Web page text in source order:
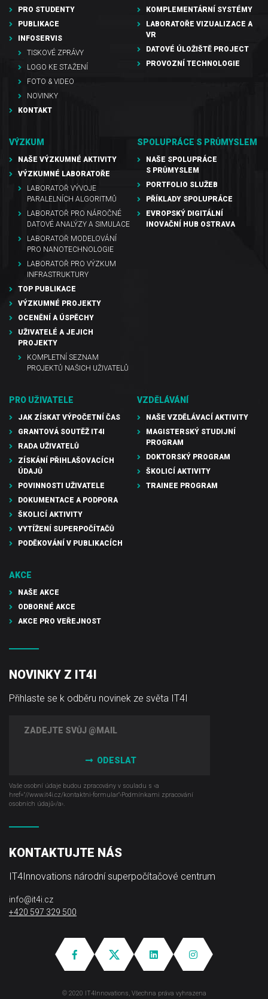
PRO STUDENTY
PUBLIKACE
INFOSERVIS
TISKOVÉ ZPRÁVY
LOGO KE STAŽENÍ
FOTO & VIDEO
NOVINKY
KONTAKT
KOMPLEMENTÁRNÍ SYSTÉMY
LABORATOŘE VIZUALIZACE A
VR
DATOVÉ ÚLOŽIŠTĚ PROJECT
PROVOZNÍ TECHNOLOGIE
VÝZKUM
NAŠE VÝZKUMNÉ AKTIVITY
VÝZKUMNÉ LABORATOŘE
LABORATOŘ VÝVOJE
PARALELNÍCH ALGORITMŮ
LABORATOŘ PRO NÁROČNÉ
DATOVÉ ANALÝZY A SIMULACE
LABORATOŘ MODELOVÁNÍ
PRO NANOTECHNOLOGIE
LABORATOŘ PRO VÝZKUM
INFRASTRUKTURY
TOP PUBLIKACE
VÝZKUMNÉ PROJEKTY
OCENĚNÍ A ÚSPĚCHY
UŽIVATELÉ A JEJICH
PROJEKTY
KOMPLETNÍ SEZNAM
PROJEKTŮ NAŠICH UŽIVATELŮ
SPOLUPRÁCE S PRŮMYSLEM
NAŠE SPOLUPRÁCE
S PRŮMYSLEM
PORTFOLIO SLUŽEB
PŘÍKLADY SPOLUPRÁCE
EVROPSKÝ DIGITÁLNÍ
INOVAČNÍ HUB OSTRAVA
PRO UŽIVATELE
JAK ZÍSKAT VÝPOČETNÍ ČAS
GRANTOVÁ SOUTĚŽ IT4I
RADA UŽIVATELŮ
ZÍSKÁNÍ PŘIHLAŠOVACÍCH
ÚDAJŮ
POVINNOSTI UŽIVATELE
DOKUMENTACE A PODPORA
ŠKOLICÍ AKTIVITY
VYTÍŽENÍ SUPERPOČÍTAČŮ
PODĚKOVÁNÍ V PUBLIKACÍCH
VZDĚLÁVÁNÍ
NAŠE VZDĚLÁVACÍ AKTIVITY
MAGISTERSKÝ STUDIJNÍ
PROGRAM
DOKTORSKÝ PROGRAM
ŠKOLICÍ AKTIVITY
TRAINEE PROGRAM
AKCE
NAŠE AKCE
ODBORNÉ AKCE
AKCE PRO VEŘEJNOST
KONTAKTUJTE NÁS
IT4Innovations národní superpočítačové centrum
info@it4i.cz
+420 597 329 500
© 2020 IT4Innovations, Všechna práva vyhrazena
NOVINKY Z IT4I
Přihlaste se k odběru novinek ze světa IT4I
ODESLAT
Vaše osobní údaje budou zpracovány v souladu s ‹a
href="//www.it4i­.cz/kontaktni-formular"›Podmínkami zpracování
osobních údajů‹/a›.